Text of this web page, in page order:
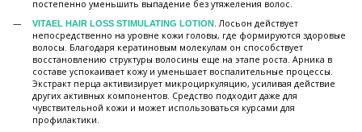
постепенно уменьшить выпадение без утяжеления волос.
VITAEL HAIR LOSS STIMULATING LOTION. Лосьон действует
непосредственно на уровне кожи головы, где формируются здоровые
волосы. Благодаря кератиновым молекулам он способствует
восстановлению структуры волосины еще на этапе роста. Арника в
составе успокаивает кожу и уменьшает воспалительные процессы.
Экстракт перца активизирует микроциркуляцию, усиливая действие
других активных компонентов. Средство подходит даже для
чувствительной кожи и может использоваться курсами для
профилактики.